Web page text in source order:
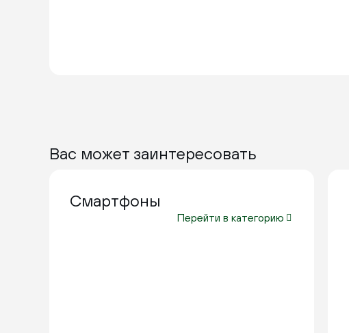
Вас может заинтересовать
Смартфоны
Перейти в категорию